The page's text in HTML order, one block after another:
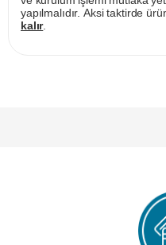
yapılmalıdır. Aksi taktirde
kalır.